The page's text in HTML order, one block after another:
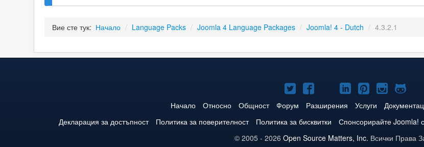
Вие сте тук: Начало / Language Packs / Joomla 4 Language Packages / Joomla! 4 - Dutch / 4.3.2.1
Joomla!
в
Twitter
Joomla!
във
Facebook
Joomla!
в
YouTube
Joomla!
в
LinkedIn
Joomla!
в
Pinterest
Joomla!
в
в
Начало Относно Общност Форум Разширения Услуги
Декларация за достъпност
Политика за поверителност Политика за бисквитки Спонсорирайте Joomla!
© 2005 - 2026 Open Source Matters, Inc. Всички Права